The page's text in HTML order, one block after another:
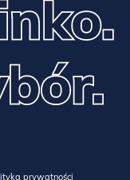
prywatności